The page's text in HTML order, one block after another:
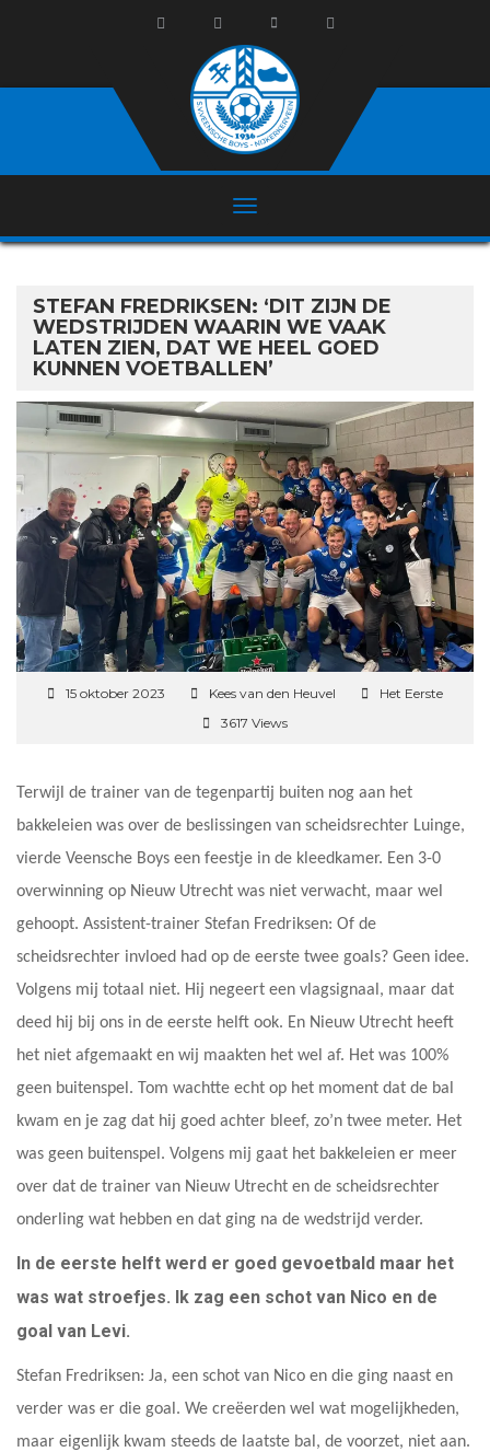
STEFAN FREDRIKSEN: ‘DIT ZIJN DE
WEDSTRIJDEN WAARIN WE VAAK
LATEN ZIEN, DAT WE HEEL GOED
KUNNEN VOETBALLEN’
15 oktober 2023 Kees van den Heuvel
Het Eerste
3617 Views
Terwijl de trainer van de tegenpartij buiten nog aan het
bakkeleien was over de beslissingen van scheidsrechter Luinge,
vierde Veensche Boys een feestje in de kleedkamer. Een 3-0
overwinning op Nieuw Utrecht was niet verwacht, maar wel
gehoopt. Assistent-trainer Stefan Fredriksen: Of de
scheidsrechter invloed had op de eerste twee goals? Geen idee.
Volgens mij totaal niet. Hij negeert een vlagsignaal, maar dat
deed hij bij ons in de eerste helft ook. En Nieuw Utrecht heeft
het niet afgemaakt en wij maakten het wel af. Het was 100%
geen buitenspel. Tom wachtte echt op het moment dat de bal
kwam en je zag dat hij goed achter bleef, zo’n twee meter. Het
was geen buitenspel. Volgens mij gaat het bakkeleien er meer
over dat de trainer van Nieuw Utrecht en de scheidsrechter
onderling wat hebben en dat ging na de wedstrijd verder.
In de eerste helft werd er goed gevoetbald maar het
was wat stroefjes. Ik zag een schot van Nico en de
goal van Levi.
Stefan Fredriksen: Ja, een schot van Nico en die ging naast en
verder was er die goal. We creëerden wel wat mogelijkheden,
maar eigenlijk kwam steeds de laatste bal, de voorzet, niet aan.